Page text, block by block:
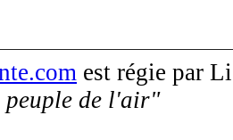
est régie par
peuple de l'air"